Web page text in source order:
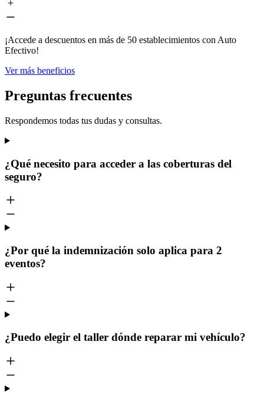
¡Accede a descuentos en más de 50 establecimientos con Auto
Efectivo!
Ver más beneficios
Preguntas frecuentes
Respondemos todas tus dudas y consultas.
¿Qué necesito para acceder a las coberturas del
seguro?
¿Por qué la indemnización solo aplica para 2
eventos?
¿Puedo elegir el taller dónde reparar mi vehículo?